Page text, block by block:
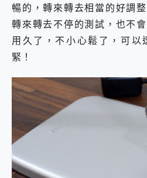
暢的，轉來轉去相當的好調
轉來轉去不停的測試，也不
用久了，不小心鬆了，可以
緊！